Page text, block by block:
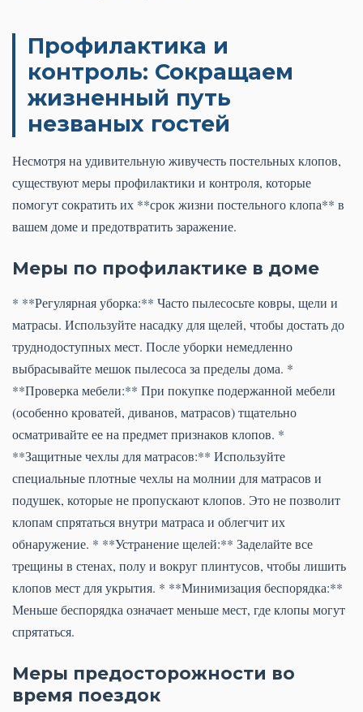
Профилактика и
контроль: Сокращаем
жизненный путь
незваных гостей
Несмотря на удивительную живучесть постельных клопов,
существуют меры профилактики и контроля, которые
помогут сократить их **срок жизни постельного клопа** в
вашем доме и предотвратить заражение.
Меры по профилактике в доме
* **Регулярная уборка:** Часто пылесосьте ковры, щели и
матрасы. Используйте насадку для щелей, чтобы достать до
труднодоступных мест. После уборки немедленно
выбрасывайте мешок пылесоса за пределы дома. *
**Проверка мебели:** При покупке подержанной мебели
(особенно кроватей, диванов, матрасов) тщательно
осматривайте ее на предмет признаков клопов. *
**Защитные чехлы для матрасов:** Используйте
специальные плотные чехлы на молнии для матрасов и
подушек, которые не пропускают клопов. Это не позволит
клопам спрятаться внутри матраса и облегчит их
обнаружение. * **Устранение щелей:** Заделайте все
трещины в стенах, полу и вокруг плинтусов, чтобы лишить
клопов мест для укрытия. * **Минимизация беспорядка:**
Меньше беспорядка означает меньше мест, где клопы могут
спрятаться.
Меры предосторожности во
время поездок